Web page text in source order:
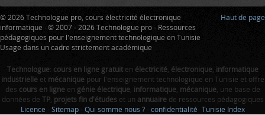
Haut de page
© 2026 Technologue pro, cours électricité électronique
informatique · © 2007 - 2026 Technologue pro - Ressources
pédagogiques pour l'enseignement technologique en Tunisie
Usage dans un cadre strictement académique
Technologue: cours en ligne gratuiten électricité, électronique, informatique
industrielleet mécaniquepour l'enseignement technologique en Tunisie et offre
des cours en ligneen génie électrique, informatique, mécanique, une base de
données de TP, projets fin d'étudeset un annuairede ressources pédagogiques
Licence - Sitemap - Qui somme nous ? - confidentialité- Tunisie Index